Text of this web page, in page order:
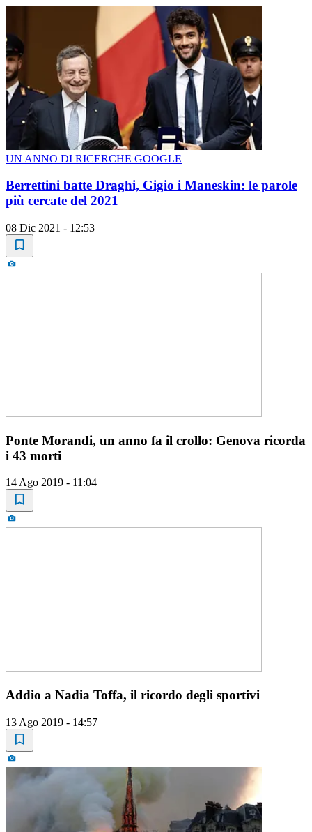
UN ANNO DI RICERCHE GOOGLE
Berrettini batte Draghi, Gigio i Maneskin: le parole
più cercate del 2021
08 Dic 2021 - 12:53
Ponte Morandi, un anno fa il crollo: Genova ricorda
i 43 morti
14 Ago 2019 - 11:04
Addio a Nadia Toffa, il ricordo degli sportivi
13 Ago 2019 - 14:57